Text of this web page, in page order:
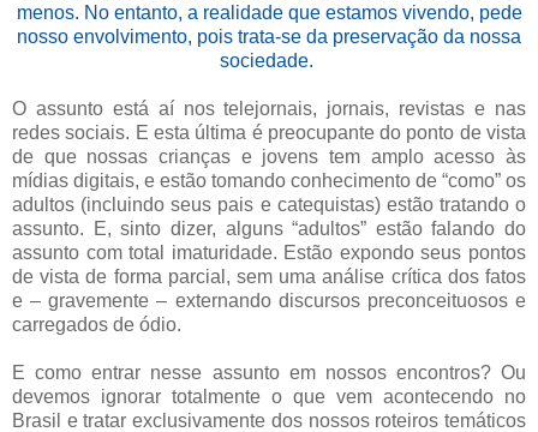
menos. No entanto, a realidade que estamos vivendo, pede
nosso envolvimento, pois trata-se da preservação da nossa
sociedade.
O assunto está aí nos telejornais, jornais, revistas e nas
redes sociais. E esta última é preocupante do ponto de vista
de que nossas crianças e jovens tem amplo acesso às
mídias digitais, e estão tomando conhecimento de “como” os
adultos (incluindo seus pais e catequistas) estão tratando o
assunto. E, sinto dizer, alguns “adultos” estão falando do
assunto com total imaturidade. Estão expondo seus pontos
de vista de forma parcial, sem uma análise crítica dos fatos
e – gravemente – externando discursos preconceituosos e
carregados de ódio.
E como entrar nesse assunto em nossos encontros? Ou
devemos ignorar totalmente o que vem acontecendo no
Brasil e tratar exclusivamente dos nossos roteiros temáticos